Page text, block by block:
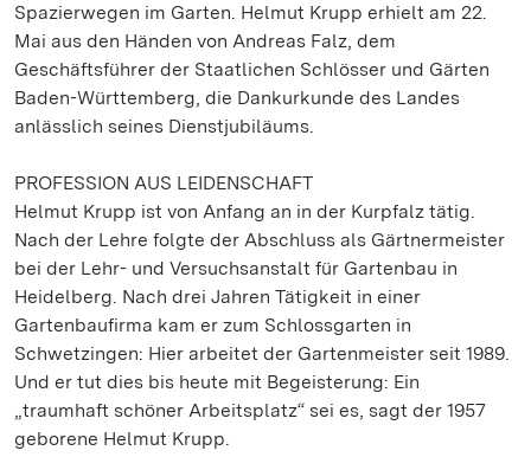
Spazierwegen im Garten. Helmut Krupp erhielt am 22.
Mai aus den Händen von Andreas Falz, dem
Geschäftsführer der Staatlichen Schlösser und Gärten
Baden-Württemberg, die Dankurkunde des Landes
anlässlich seines Dienstjubiläums.
PROFESSION AUS LEIDENSCHAFT
Helmut Krupp ist von Anfang an in der Kurpfalz tätig.
Nach der Lehre folgte der Abschluss als Gärtnermeister
bei der Lehr- und Versuchsanstalt für Gartenbau in
Heidelberg. Nach drei Jahren Tätigkeit in einer
Gartenbaufirma kam er zum Schlossgarten in
Schwetzingen: Hier arbeitet der Gartenmeister seit 1989.
Und er tut dies bis heute mit Begeisterung: Ein
„traumhaft schöner Arbeitsplatz“ sei es, sagt der 1957
geborene Helmut Krupp.